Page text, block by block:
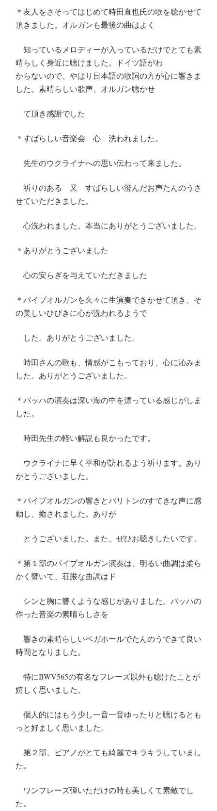
＊友人をさそってはじめて時田直也氏の歌を聴かせて
頂きました。オルガンも最後の曲はよく
知っているメロディーが入っているだけでとても素
晴らしく身近に聴けました。ドイツ語がわ
からないので、やはり日本語の歌詞の方が心に響きま
した。素晴らしい歌声、オルガン聴かせ
て頂き感謝でした
＊すばらしい音楽会 心 洗われました。
先生のウクライナへの思い伝わって来ました。
祈りのある 又 すばらしい澄んだお声たんのうさ
せていただきました。
心洗われました。本当にありがとうございました。
＊ありがとうございました
心の安らぎを与えていただきました
＊パイプオルガンを久々に生演奏できかせて頂き、そ
の美しいひびきに心が洗われるようで
した。ありがとうございました。
時田さんの歌も、情感がこもっており、心に沁みま
した。ありがとうございました。
＊バッハの演奏は深い海の中を漂っている感じがしま
した。
時田先生の軽い解説も良かったです。
ウクライナに早く平和が訪れるよう祈ります。あり
がとうございました。
＊パイプオルガンの響きとバリトンのすてきな声に感
動し、癒されました。ありが
とうございました。また、ぜひお聴きしたいです。
＊第１部のパイプオルガン演奏は、明るい曲調は柔ら
かく響いて、荘厳な曲調はド
シンと胸に響くような感じがありました。バッハの
作った音楽の素晴らしさを
響きの素晴らしいベガホールでたんのうできて良い
時間となりました。
特にBWV565の有名なフレーズ以外も聴けたことが
嬉しく思いました。
個人的にはもう少し一音一音ゆったりと聴けるとも
っと好ましく思いました。
第２部、ピアノがとても綺麗でキラキラしていまし
た。
ワンフレーズ弾いただけの時も美しくて素敵でし
た。